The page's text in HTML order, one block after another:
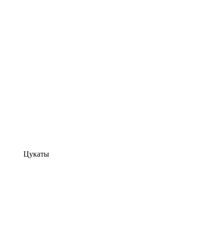
Цукаты